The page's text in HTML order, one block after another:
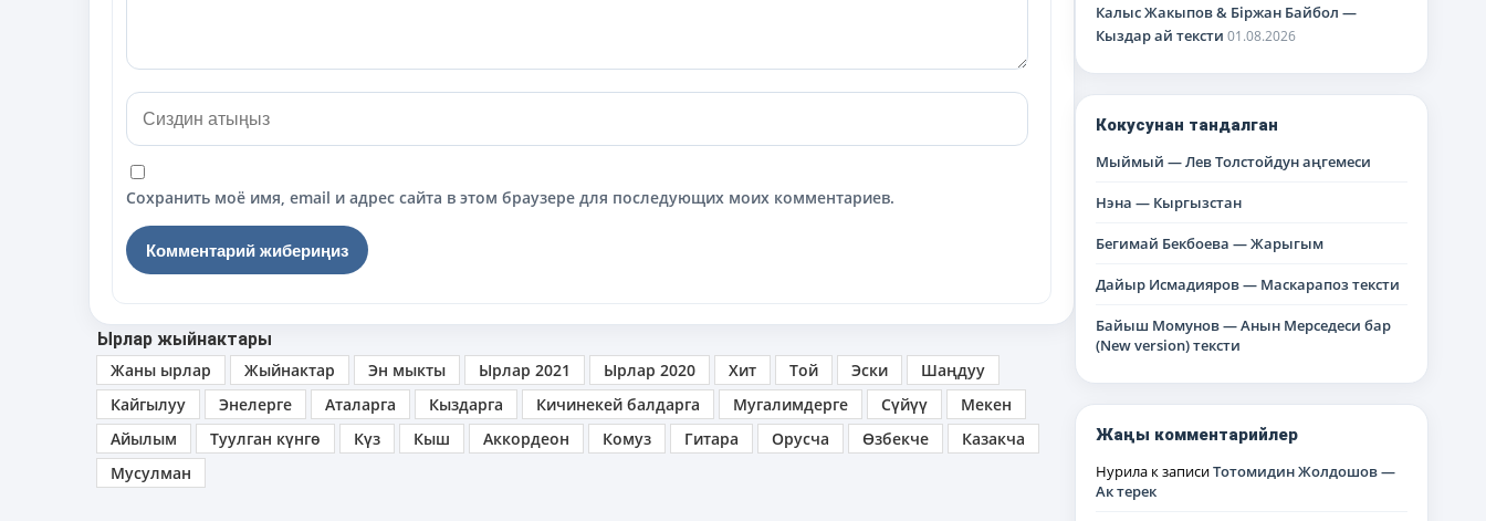
Калыс Жакыпов & Біржан Байбол —
Кыздар ай тексти 01.08.2026
Кокусунан тандалган
Мыймый — Лев Толстойдун аңгемеси
Нэна — Кыргызстан
Бегимай Бекбоева — Жарыгым
Дайыр Исмадияров — Маскарапоз тексти
Байыш Момунов — Анын Мерседеси бар
(New version) тексти
Жаңы комментарийлер
Нурила к записиТотомидин Жолдошов —
Ак терек
Сохранить моё имя, email и адрес сайта в этом браузере для последующих моих комментариев.
Ырлар жыйнактары
Жаны ырлар
Жыйнактар Эн мыкты Ырлар 2021 Ырлар 2020 Хит Той Эски
Шаңдуу
Кайгылуу
Энелерге Аталарга Кыздарга Кичинекей балдарга Мугалимдерге Сүйүү
Мекен
Айылым
Туулган күнгө Күз Кыш Аккордеон Комуз Гитара Орусча Өзбекче
Казакча
Мусулман